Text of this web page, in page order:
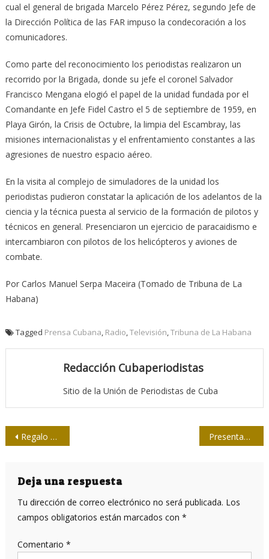
cual el general de brigada Marcelo Pérez Pérez, segundo Jefe de
la Dirección Política de las FAR impuso la condecoración a los
comunicadores.
Como parte del reconocimiento los periodistas realizaron un
recorrido por la Brigada, donde su jefe el coronel Salvador
Francisco Mengana elogió el papel de la unidad fundada por el
Comandante en Jefe Fidel Castro el 5 de septiembre de 1959, en
Playa Girón, la Crisis de Octubre, la limpia del Escambray, las
misiones internacionalistas y el enfrentamiento constantes a las
agresiones de nuestro espacio aéreo.
En la visita al complejo de simuladores de la unidad los
periodistas pudieron constatar la aplicación de los adelantos de la
ciencia y la técnica puesta al servicio de la formación de pilotos y
técnicos en general. Presenciaron un ejercicio de paracaidismo e
intercambiaron con pilotos de los helicópteros y aviones de
combate.
Por Carlos Manuel Serpa Maceira (Tomado de Tribuna de La
Habana)
Tagged Prensa Cubana, Radio,Televisión,Tribuna de La Habana
Redacción Cubaperiodistas
Sitio de la Unión de Periodistas de Cuba
Navegación
entradas
Regalo con arte para periodistas avileños Presentan Manual Comunicación e información estratégica en gobiernos locales
Deja una respuesta
Tu dirección de correo electrónico no será publicada. Los
campos obligatorios están marcados con *
Comentario *